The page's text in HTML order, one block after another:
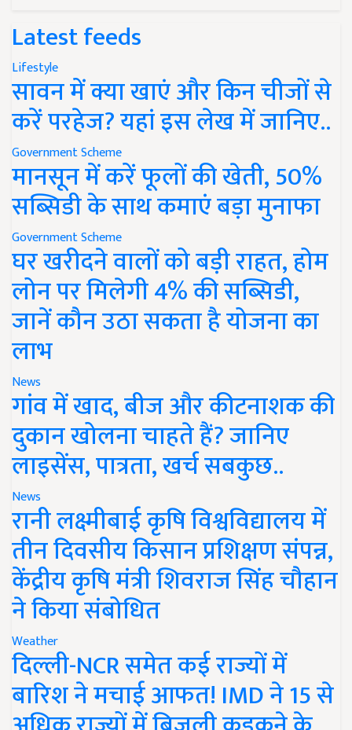
Latest feeds
Lifestyle
सावन में क्या खाएं और किन चीजों से
करें परहेज? यहां इस लेख में जानिए..
Government Scheme
मानसून में करें फूलों की खेती, 50%
सब्सिडी के साथ कमाएं बड़ा मुनाफा
Government Scheme
घर खरीदने वालों को बड़ी राहत, होम
लोन पर मिलेगी 4% की सब्सिडी,
जानें कौन उठा सकता है योजना का
लाभ
News
गांव में खाद, बीज और कीटनाशक की
दुकान खोलना चाहते हैं? जानिए
लाइसेंस, पात्रता, खर्च सबकुछ..
News
रानी लक्ष्मीबाई कृषि विश्वविद्यालय में
तीन दिवसीय किसान प्रशिक्षण संपन्न,
केंद्रीय कृषि मंत्री शिवराज सिंह चौहान
ने किया संबोधित
Weather
दिल्ली-NCR समेत कई राज्यों में
बारिश ने मचाई आफत! IMD ने 15 से